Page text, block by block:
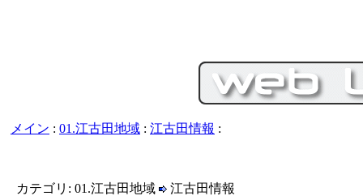
メイン : 01.江古田地域 : 江古田情報 :
カテゴリ: 01.江古田地域
江古田情報